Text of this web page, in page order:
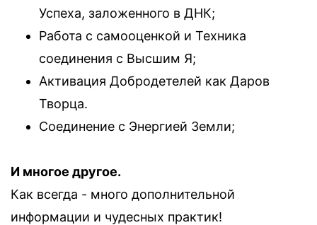
Успеха, заложенного в ДНК;
Работа с самооценкой и Техника
соединения с Высшим Я;
Активация Добродетелей как Даров
Творца.
Соединение с Энергией Земли;
И многое другое.
Как всегда - много дополнительной
информации и чудесных практик!